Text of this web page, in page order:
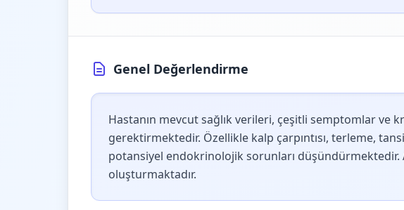
Genel Değerlendirme
Hastanın mevcut sağlık verileri, çeşitli semptomlar ve
gerektirmektedir. Özellikle kalp çarpıntısı, terleme,
potansiyel endokrinolojik sorunları düşündürmektedir.
oluşturmaktadır.